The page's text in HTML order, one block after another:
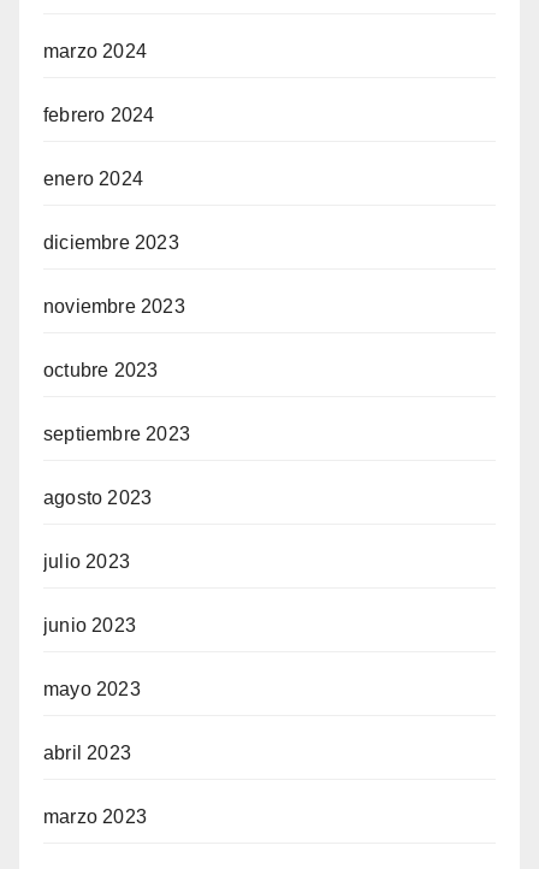
marzo 2024
febrero 2024
enero 2024
diciembre 2023
noviembre 2023
octubre 2023
septiembre 2023
agosto 2023
julio 2023
junio 2023
mayo 2023
abril 2023
marzo 2023